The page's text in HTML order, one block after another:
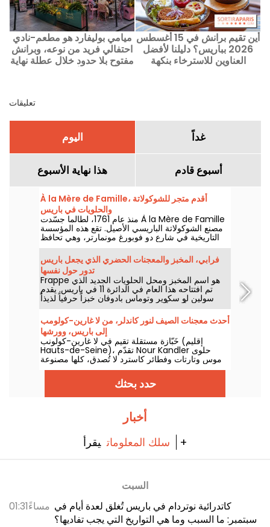
ميامي بوليفارد هو مطعم-نادي
احتفالي فريد من نوعه، وبرانش
مفتوح بلا حدود خلال عطلة نهاية
أين تقيم برانش في 15 أغسطس
2026 بباريس؟ دليلنا لأفضل
العناوين للاسترخاء بنكهة
تعليقات
اليوم غداً
هذا نهاية الأسبوع أسبوع قادم
À la Mère de Famille، أقدم متجر للشوكولاتة
والحلويات في باريس
منذ عام 1761، لطالما جسّدت À la Mère de Famille
مصنع الشوكولاتة الباريسي الأصيل. تقع هذه المؤسسة
التاريخية في شارع دو فوبورغ مونمارتر، وهي تحافظ
على حلويات العام الماضي بشغف وحرفية عالية.
فرابي، المخبز والمعجنات الحضري الذي يجعل باريس
تدور حول نفسها
Frappe هو اسم المخبز ومحل الحلويات الجديد الذي
تم افتتاحه هذا العام في الدائرة 11 في باريس. يقدم
سولين لو سكوير وتوماس بادوفان خبزاً حرفياً لذيذاً
وخبزاً لذيذاً ولفائف الفرابيه المجنونة والمعجنات
الفاخرة.
أحدث معجنات الصيف لنور كاندلر، من لا غارين-كولومب
إلى باريس، وورشها
خَبّازة مستقلة تقيم في لا غارين-كولونب (إقليم
Hauts-de-Seine)، تقدّم Nour Kandler حلوى
موس وتارتات وفطائر كاسترد لا تُصدق، كلها مصنوعة
في المنزل وبالطلب وفق مقاساتك. جرّبنا مجموعتها
ونأخذكم في جولة لاكتشافها.
حدد بحثك
أخبار
سلك المعلومات يقرأ +
السبت
01:31مساءً كاتدرائية نوتردام في باريس تُغلق لعدة أيام في
سبتمبر: ما السبب وما هي التواريخ التي يجب تفاديها؟